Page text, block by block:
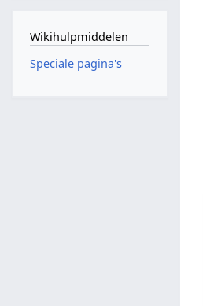
Wikihulpmiddelen
Speciale pagina's